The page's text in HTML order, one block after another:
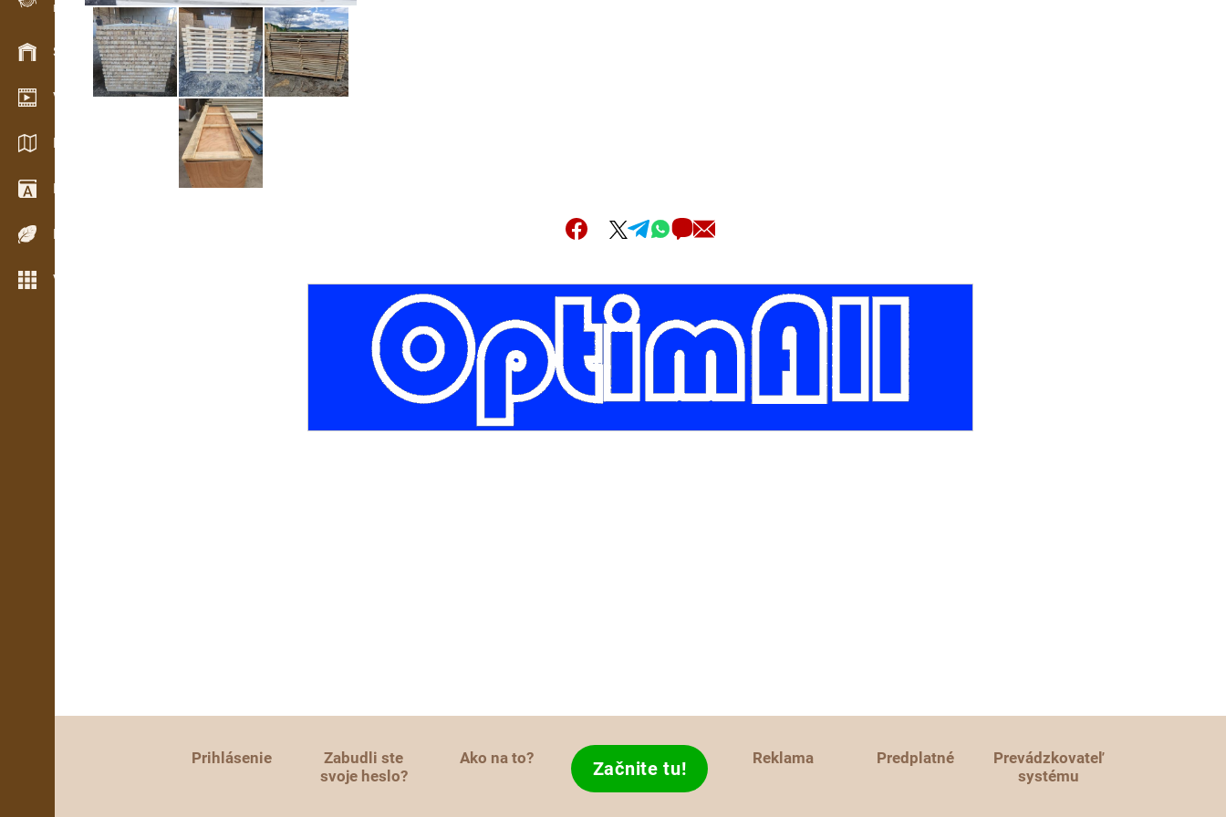
Evidencia dreva v teréne
Skladové hospodárstvo
Video showroom
Katalógy / Brožúry
Drevársky slovník
Dreviny
Viac možností
Prihlásenie
Zabudli ste
svoje heslo?
Ako na to? Začnite tu! Reklama Predplatné
Prevádzkovateľ
systému